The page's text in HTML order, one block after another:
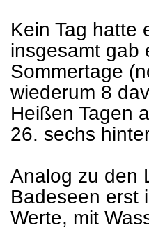
Kein Tag hatte
insgesamt gab
Sommertage
wiederum 8
Heißen Tagen
26. sechs
Analog zu den
Badeseen erst
Werte, mit